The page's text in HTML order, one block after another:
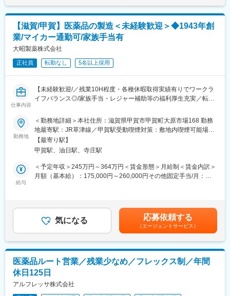
を行います。
■製品について：https://www.daisho-s.jp/
大昭製薬は、1943年創業のOTC医薬品メーカーです。咳止めや鼻
炎薬、ビタミン剤など幅広い製品を製造販売しています。原料か
ら出荷まで一貫した製造体制と、各工程での丁寧な品質チェック
が強みです。「すべてはみなさまの健康のために」をモットー
に、安全で高品質な医薬品を提供しています。
入社後約1箇月間は日本薬局法など再確認を目的に座学での研修を
実施いたします。また製造工程等を確認いただくため、1週間程度
の現場研修もご準備しています。その後は周囲の社員からのサポ
ートを受けながら手順書を用い、OJT方式にて実務面での研修を
いく予定です。
名（男女構成比2:1/20代～60代）の社員が鋭意活躍しています。
■当社について：
大昭製薬株式会社では、原料から混合・製剤・包装・発送までを
一貫して行っています。
「高品質で安全性の高い製品づくり」のために、出荷前の品質確
認だけでなく、原薬受け入れ時、造粒後など製造工程の各所で品
質チェックを行い、最終製品が高品質となるよう、各工程の管理
を徹底し丁寧に製造しています。
実績：1,000 円～8,000 円)賃金はあくまでも目安の金額であり、
選考を通じて上下する可能性があります。月給(月額)は固定手当を
含めた表記です。
【滋賀/甲賀】医薬品の製造＜未経験歓迎＞◆1943年創
業/マイカー通勤可/家族手当有
大昭製薬株式会社
正社員 転勤なし 5名以上採用
仕事内容
【未経験歓迎/／残業10H程度・各種休暇取得実績有りでワークラ
イフバランス◎/家族手当・レジャー補助等の福利厚生充実／転勤
■業務内容：
医薬品の製造工場では原料を規定量秤量から始め箱詰めまで一貫
して製造しております。
・秤量作業（数種類の原料を規定量秤量します）
・混合作業（原料を混合機へ投入し混ぜ合わせします）
・打錠作業（混合された粉末を圧力をかけ錠剤に成形する機械操
・ＰＴＰ包装作業（塩ビフィルムに錠剤が入るポケットを成形さ
せて
・錠剤を挿入しアルミフィルムにて封印の機械操作）
※自動機械を駆使しながら製造しております
■組織構成：
製造スタッフ73名（派遣22名含む）
男女比：男性32名、女性41名
勤務地
＜勤務地詳細＞本社住所：滋賀県甲賀市甲賀町大原市場168 勤務
地最寄駅：JR草津線／甲賀駅受動喫煙対策：敷地内喫煙可能場所
あり変更の範囲：会社の定める事業所
【最寄り駅】
甲賀駅、油日駅、寺庄駅
給与
＜予定年収＞245万円～364万円＜賃金形態＞月給制＜賃金内訳＞
月額（基本給）：175,000円～260,000円その他固定手当/月：
あくまでも目安の金額であり、選考を通じて上下する可能性があ
ります。月給(月額)は固定手当を含めた表記です。
気になる 応募依頼する
（エージェントサービス）
医薬品ルート営業／残業少なめ／フレックス制／年間
休日125日
アルフレッサ株式会社